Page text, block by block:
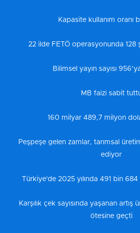
Kapasite kullanım oranı
22 ilde FETÖ operasyonunda 128
Bilimsel yayın sayısı
MB faizi sabit
160 milyar 489,7 milyon
Peşpeşe gelen zamlar, tarımsal
ediyor
Türkiye'de 2025 yılında 491 bin 684
Karşılık çek sayısında yaşanan
ötesine geçti